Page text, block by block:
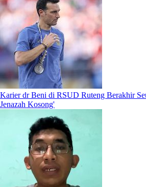
Karier dr Beni di RSUD Ruteng Berakhir
Jenazah Kosong'